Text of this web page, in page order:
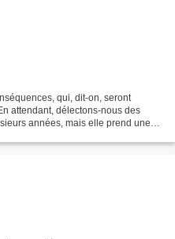
qui, dit-on, seront
attendant, délectons-nous des
années, mais elle prend une